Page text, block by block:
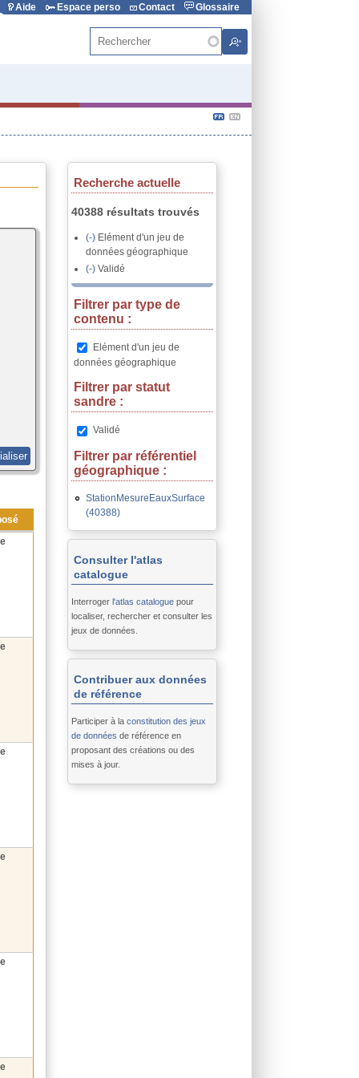
Aide Espace perso Contact Glossaire
Rechercher
Recherche actuelle
40388 résultats trouvés
(-) Remove Elément
d&#039;un jeu de données
géographique filter
Elément d'un jeu de
données géographique
(-)Remove Validé filter
Validé
Filtrer par type de
contenu :
Remove Elément d'un jeu de
données géographique filter
Elément d'un jeu de
données géographique
Filtrer par statut
sandre :
Remove Validé filter
Validé
Filtrer par référentiel
géographique :
StationMesureEauxSurface
(40388)
StationMesureEauxSurface
filter
Consulter l'atlas
catalogue
Interrogerl'atlas catalogue pour
localiser, rechercher et consulter les
jeux de données.
Contribuer aux données
de référence
Participer à laconstitution des jeux
de données de référence en
proposant des créations ou des
mises à jour.